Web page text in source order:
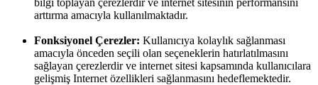
arttırma amacıyla kullanılmaktadır.
Fonksiyonel Çerezler: Kullanıcıya kolaylık sağlanması
amacıyla önceden seçili olan seçeneklerin hatırlatılmasını
sağlayan çerezlerdir ve internet sitesi kapsamında kullanıcılara
gelişmiş Internet özellikleri sağlanmasını hedeflemektedir.